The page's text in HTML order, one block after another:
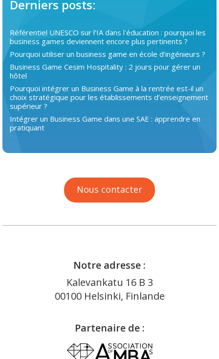
Derniers posts:
Référentiel UNESCO sur l'IA dans l'éducation : pourquoi les
business games deviennent encore plus pertinents ?
Pourquoi utiliser un business game en école d’ingénieurs ?
Business Game Cesim Hospitality : 2 jours pour gérer un
hôtel
Pourquoi intégrer un Business Game à la rentrée est-il un
choix stratégique pour les établissements d’enseignement
supérieur ?
Intégrer un Business Game dans une SAE : apprendre en
pratiquant
Nous contacter
Notre adresse :
Kalevankatu 16 B 3
00100 Helsinki, Finlande
Partenaire de :